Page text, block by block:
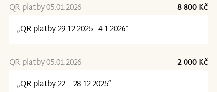
QR platby 05.01.2026
8 800 Kč
„QR platby 29.12.2025 - 4.1.2026“
QR platby 05.01.2026
2 000 Kč
„QR platby 22. - 28.12.2025“